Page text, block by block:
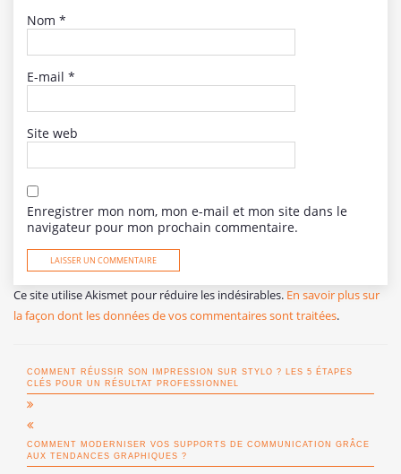
Nom *
E-mail *
Site web
Enregistrer mon nom, mon e-mail et mon site dans le
navigateur pour mon prochain commentaire.
Ce site utilise Akismet pour réduire les indésirables. En savoir plus sur
la façon dont les données de vos commentaires sont traitées.
COMMENT RÉUSSIR SON IMPRESSION SUR STYLO ? LES 5 ÉTAPES
CLÉS POUR UN RÉSULTAT PROFESSIONNEL
COMMENT MODERNISER VOS SUPPORTS DE COMMUNICATION GRÂCE
AUX TENDANCES GRAPHIQUES ?